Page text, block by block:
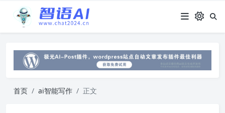
首页 ai智能写作 正文